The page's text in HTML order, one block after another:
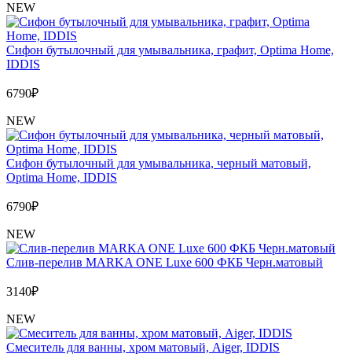
NEW
Сифон бутылочный для умывальника, графит, Optima Home,
IDDIS
6790₽
NEW
Сифон бутылочный для умывальника, черный матовый,
Optima Home, IDDIS
6790₽
NEW
Слив-перелив MARKA ONE Luxe 600 ФКБ Черн.матовый
3140₽
NEW
Cмеситель для ванны, хром матовый, Aiger, IDDIS